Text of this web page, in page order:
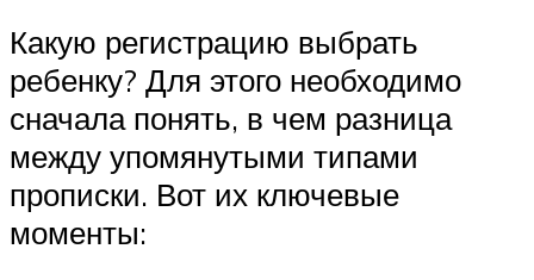
Какую регистрацию выбрать
ребенку? Для этого необходимо
сначала понять, в чем разница
между упомянутыми типами
прописки. Вот их ключевые
моменты: